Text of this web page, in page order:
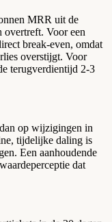
MRR uit de
Voor een
break-even, omdat
overstijgt. Voor
terugverdientijd 2-3
op wijzigingen in
tijdelijke daling is
Een aanhoudende
dat